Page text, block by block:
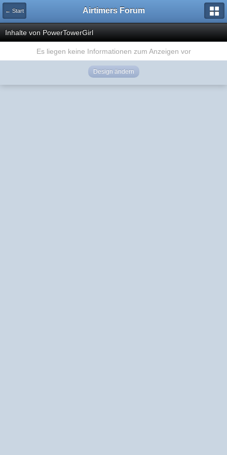
← Start Airtimers Forum
Inhalte von PowerTowerGirl
Es liegen keine Informationen zum Anzeigen vor
Design ändern